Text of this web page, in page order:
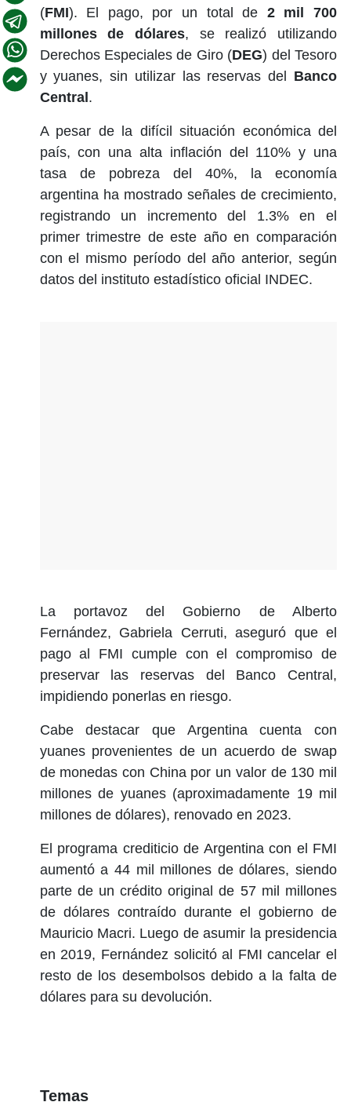
(FMI). El pago, por un total de 2 mil 700
millones de dólares, se realizó utilizando
Derechos Especiales de Giro (DEG) del Tesoro
y yuanes, sin utilizar las reservas del Banco
Central.
A pesar de la difícil situación económica del
país, con una alta inflación del 110% y una
tasa de pobreza del 40%, la economía
argentina ha mostrado señales de crecimiento,
registrando un incremento del 1.3% en el
primer trimestre de este año en comparación
con el mismo período del año anterior, según
datos del instituto estadístico oficial INDEC.
La portavoz del Gobierno de Alberto
Fernández, Gabriela Cerruti, aseguró que el
pago al FMI cumple con el compromiso de
preservar las reservas del Banco Central,
impidiendo ponerlas en riesgo.
Cabe destacar que Argentina cuenta con
yuanes provenientes de un acuerdo de swap
de monedas con China por un valor de 130 mil
millones de yuanes (aproximadamente 19 mil
millones de dólares), renovado en 2023.
El programa crediticio de Argentina con el FMI
aumentó a 44 mil millones de dólares, siendo
parte de un crédito original de 57 mil millones
de dólares contraído durante el gobierno de
Mauricio Macri. Luego de asumir la presidencia
en 2019, Fernández solicitó al FMI cancelar el
resto de los desembolsos debido a la falta de
dólares para su devolución.
Temas